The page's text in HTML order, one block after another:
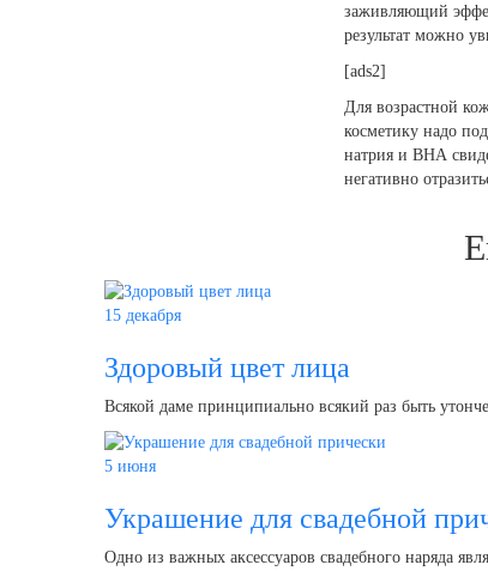
заживляющий
результат можно
[ads2]
Для возрастной
косметику надо
натрия и ВНА
негативно
15 декабря
Здоровый цвет лица
Всякой даме принципиально всякий раз быть
5 июня
Украшение для свадебной
Одно из важных аксессуаров свадебного наряда